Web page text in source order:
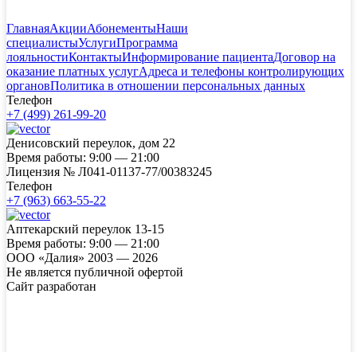
ГлавнаяАкцииАбонементыНаши
специалистыУслугиПрограмма
лояльностиКонтактыИнформирование пациентаДоговор на
оказание платных услугАдреса и телефоны контролирующих
органовПолитика в отношении персональных данных
Телефон
+7 (499) 261-99-20
Денисовский переулок, дом 22
Время работы: 9:00 — 21:00
Лицензия № Л041-01137-77/00383245
Телефон
+7 (963) 663-55-22
Аптекарский переулок 13-15
Время работы: 9:00 — 21:00
ООО «Далия» 2003 — 2026
Не является публичной офертой
Сайт разработан